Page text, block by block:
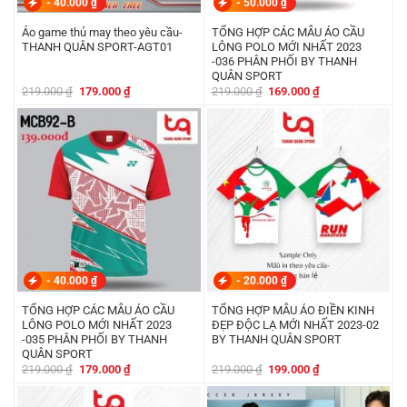
- 40.000 ₫
Áo game thủ may theo yêu cầu-
THANH QUÂN SPORT-AGT01
219.000₫ Giá
là:
179.000 ₫Giá
hiện
tại
179.000 ₫.
- 50.000 ₫
TỔNG HỢP CÁC MẪU ÁO CẦU
LÔNG POLO MỚI NHẤT 2023
-036 PHÂN PHỐI BY THANH
QUÂN SPORT
219.000₫ Giá
là:
219.000 ₫.
169.000₫Giá
- 40.000 ₫
TỔNG HỢP CÁC MẪU ÁO CẦU
LÔNG POLO MỚI NHẤT 2023
-035 PHÂN PHỐI BY THANH
QUÂN SPORT
219.000₫ Giá
là:
219.000 ₫.
179.000 ₫Giá
hiện
- 20.000 ₫
TỔNG HỢP MẪU ÁO ĐIỀN KINH
ĐẸP ĐỘC LẠ MỚI NHẤT 2023-02
BY THANH QUÂN SPORT
219.000₫ Giá
là:
219.000 ₫.
199.000₫Giá
tại
là: